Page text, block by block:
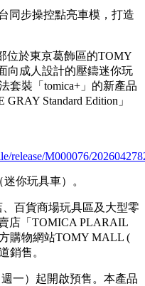
同步操控點亮車模，打造
位於東京葛飾區的TOMY
向成人設計的壓鑄迷你玩
套裝「tomica+」的新產品
Standard Edition」
release/M000076/
你玩具車）。
百貨商場玩具區及大型零
店「TOMICA PLARAIL
購物網站TOMY MALL (
銷售。
週一）起開啟預售。本產品